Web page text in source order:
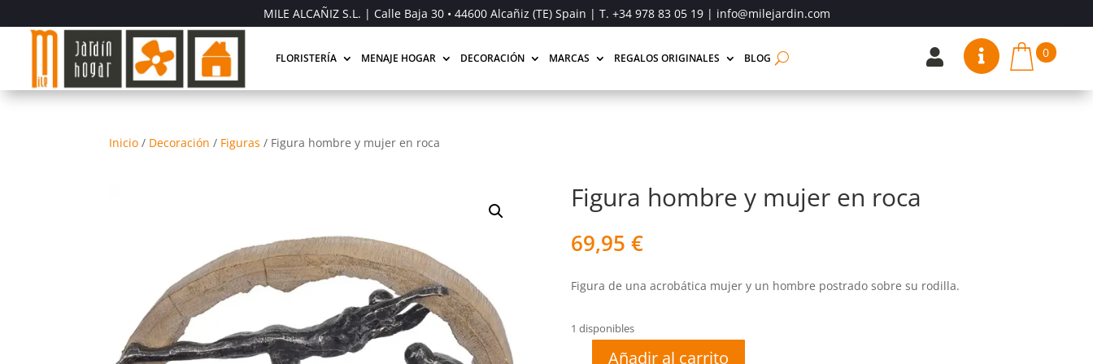
MILE ALCAÑIZ S.L. | Calle Baja 30 • 44600 Alcañiz (TE) Spain | T. +34 978 83 05 19| info@milejardin.com
FLORISTERÍA MENAJE HOGAR DECORACIÓN MARCAS REGALOS ORIGINALES BLOG   0
Inicio / Decoración / Figuras / Figura hombre y mujer en roca
Figura hombre y mujer en roca
69,95 €
Figura de una acrobática mujer y un hombre postrado sobre su rodilla.
1 disponibles
Añadir al carrito